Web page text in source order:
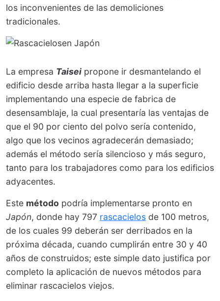
los inconvenientes de las demoliciones
tradicionales.
La empresa Taisei propone ir desmantelando el
edificio desde arriba hasta llegar a la superficie
implementando una especie de fabrica de
desensamblaje, la cual presentaría las ventajas de
que el 90 por ciento del polvo sería contenido,
algo que los vecinos agradecerán demasiado;
además el método sería silencioso y más seguro,
tanto para los trabajadores como para los edificios
adyacentes.
Este método podría implementarse pronto en
Japón, donde hay 797 rascacielos de 100 metros,
de los cuales 99 deberán ser derribados en la
próxima década, cuando cumplirán entre 30 y 40
años de construidos; este simple dato justifica por
completo la aplicación de nuevos métodos para
eliminar rascacielos viejos.